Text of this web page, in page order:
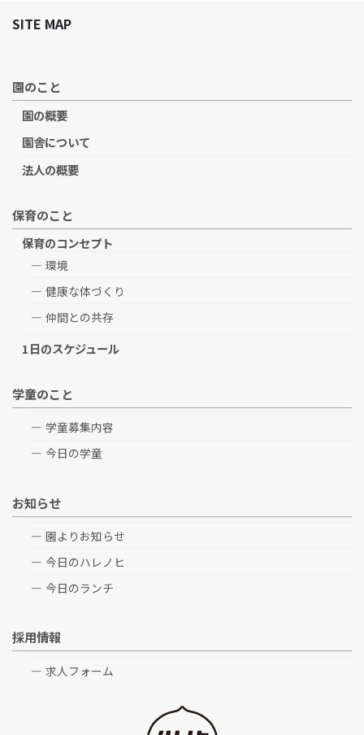
SITE MAP
園のこと
園の概要
園舎について
法人の概要
保育のこと
保育のコンセプト
環境
健康な体づくり
仲間との共存
1日のスケジュール
学童のこと
学童募集内容
今日の学童
お知らせ
園よりお知らせ
今日のハレノヒ
今日のランチ
採用情報
求人フォーム